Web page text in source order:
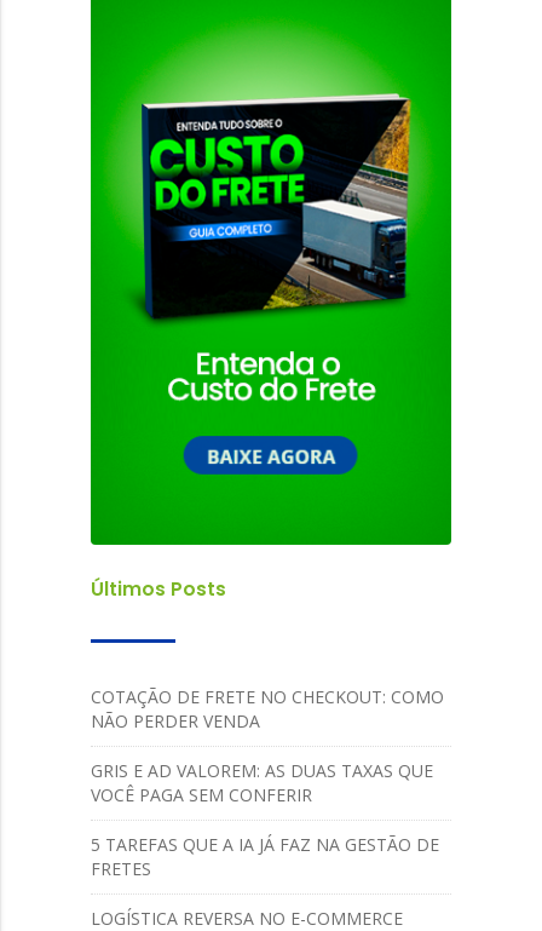
Últimos Posts
COTAÇÃO DE FRETE NO CHECKOUT: COMO
NÃO PERDER VENDA
GRIS E AD VALOREM: AS DUAS TAXAS QUE
VOCÊ PAGA SEM CONFERIR
5 TAREFAS QUE A IA JÁ FAZ NA GESTÃO DE
FRETES
LOGÍSTICA REVERSA NO E-COMMERCE